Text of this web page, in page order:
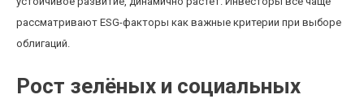
рассматривают ESG-факторы как важные критерии при выборе
облигаций.
Рост зелёных и социальных